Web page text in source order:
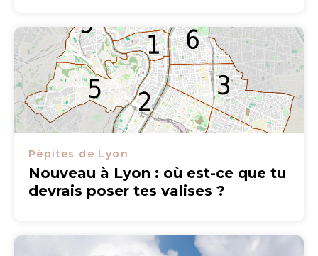
Pépites de Lyon
Nouveau à Lyon : où est-ce que tu
devrais poser tes valises ?